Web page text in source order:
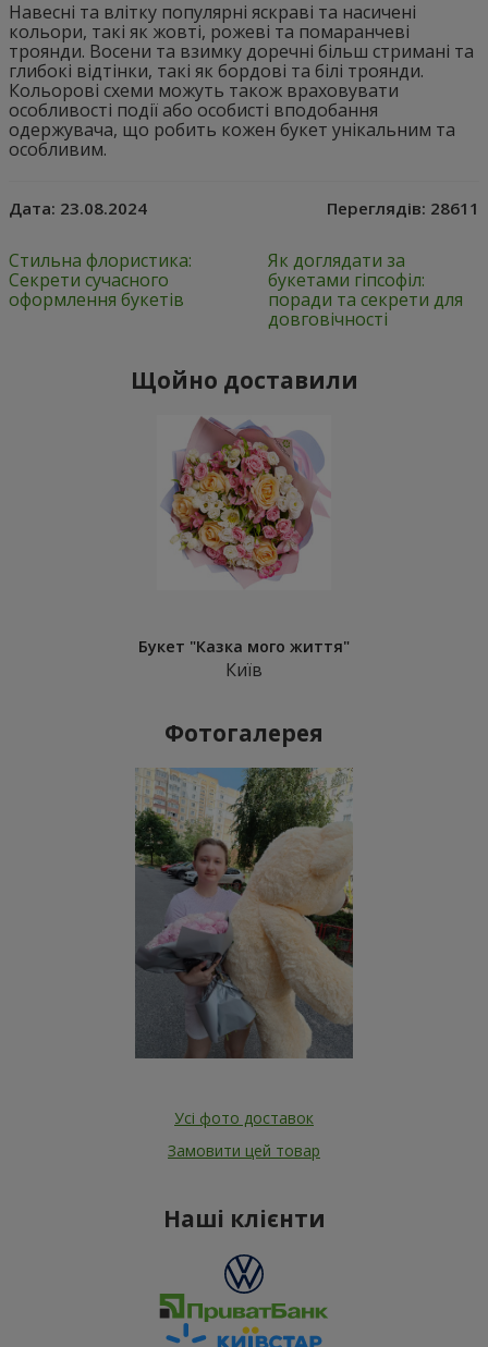
Навесні та влітку популярні яскраві та насичені
кольори, такі як жовті, рожеві та помаранчеві
троянди. Восени та взимку доречні більш стримані та
глибокі відтінки, такі як бордові та білі троянди.
Кольорові схеми можуть також враховувати
особливості події або особисті вподобання
одержувача, що робить кожен букет унікальним та
особливим.
Дата: 23.08.2024 Переглядів: 28611
Стильна флористика:
Секрети сучасного
оформлення букетів
Як доглядати за
букетами гіпсофіл:
поради та секрети для
довговічності
Щойно доставили
Букет "Казка мого життя"
Київ
Фотогалерея
Усі фото доставок
Замовити цей товар
Наші клієнти